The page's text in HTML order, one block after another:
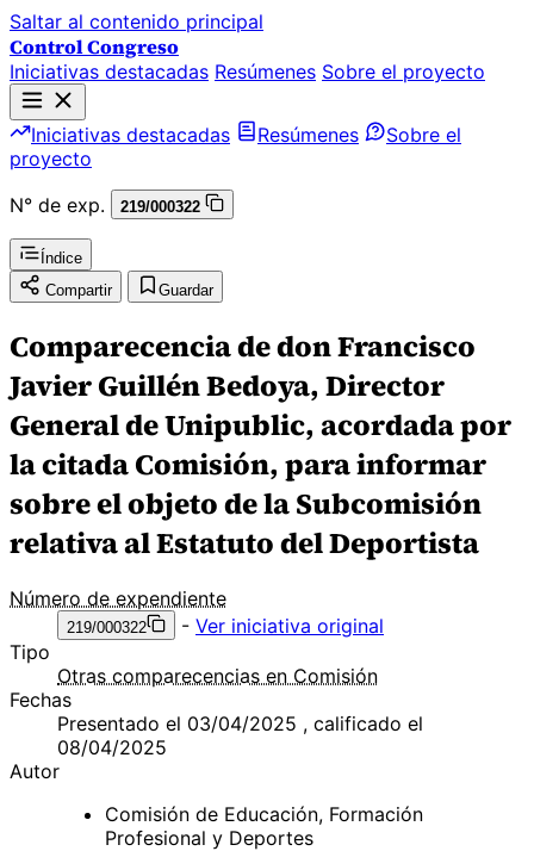
Saltar al contenido principal
Control Congreso
Iniciativas destacadas Resúmenes Sobre el proyecto
Iniciativas destacadas Resúmenes
Sobre el
proyecto
N° de exp.
219/000322
Índice
Compartir
Guardar
Comparecencia de don Francisco
Javier Guillén Bedoya, Director
General de Unipublic, acordada por
la citada Comisión, para informar
sobre el objeto de la Subcomisión
relativa al Estatuto del Deportista
Número de expendiente
219/000322 - Ver iniciativa original
Tipo
Otras comparecencias en Comisión
Fechas
Presentado el 03/04/2025 , calificado el
08/04/2025
Autor
Comisión de Educación, Formación
Profesional y Deportes